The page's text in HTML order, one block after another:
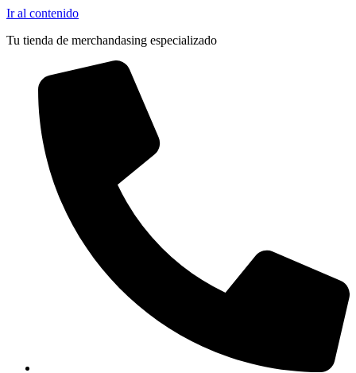
Ir al contenido
Tu tienda de merchandasing especializado